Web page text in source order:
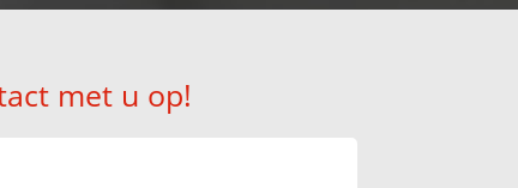
met u op!